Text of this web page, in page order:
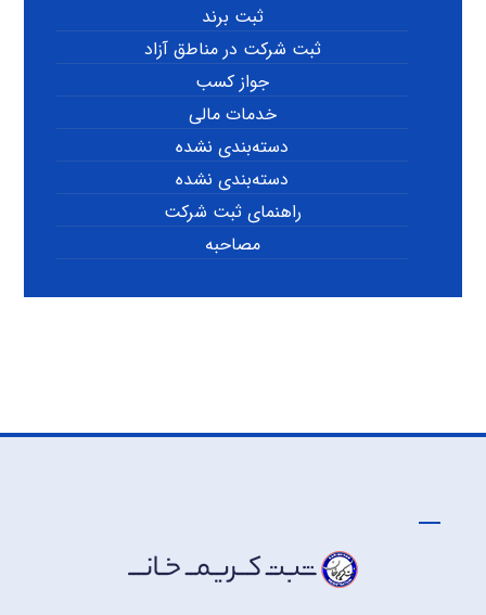
ثبت برند
ثبت شرکت در مناطق آزاد
جواز کسب
خدمات مالی
دسته‌بندی نشده
دسته‌بندی نشده
راهنمای ثبت شرکت
مصاحبه